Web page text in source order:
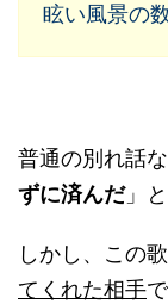
眩い風景の
普通の別れ話
ずに済んだ」
しかし、この歌
てくれた相手